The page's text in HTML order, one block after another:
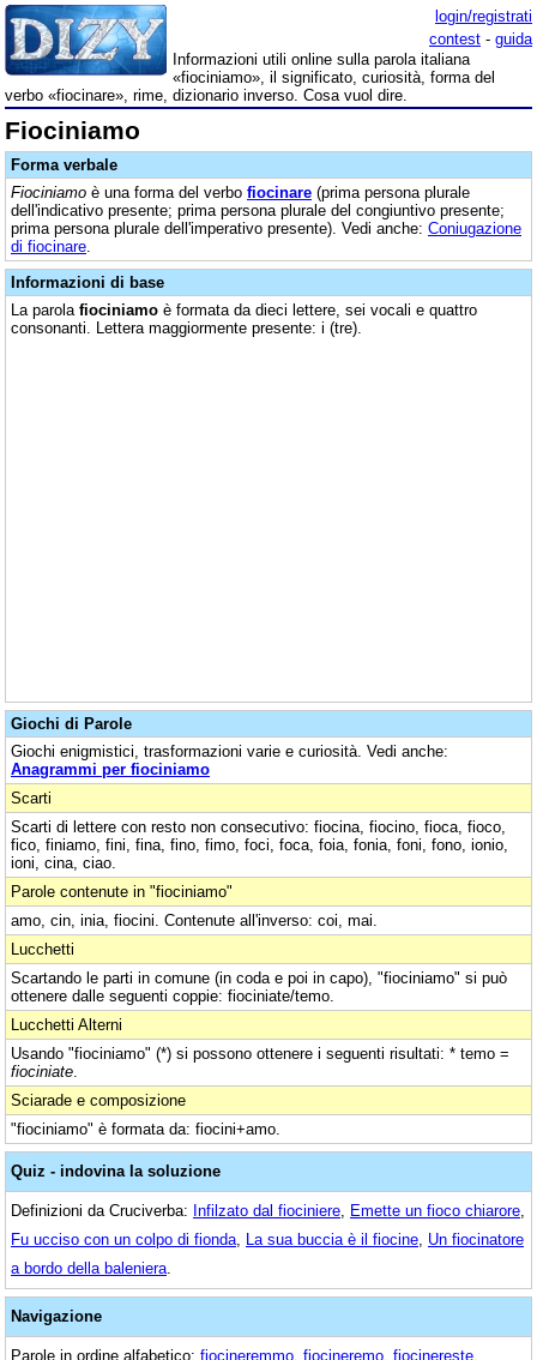
login/registrati
contest - guida
Informazioni utili online sulla parola italiana
«fiociniamo», il significato, curiosità, forma del
verbo «fiocinare», rime, dizionario inverso. Cosa vuol dire.
Fiociniamo
Forma verbale
Fiociniamo è una forma del verbo fiocinare (prima persona plurale
dell'indicativo presente; prima persona plurale del congiuntivo presente;
prima persona plurale dell'imperativo presente). Vedi anche: Coniugazione
di fiocinare
Informazioni di base
La parola fiociniamo è formata da dieci lettere, sei vocali e quattro
consonanti. Lettera maggiormente presente: i (tre).
Giochi di Parole
Giochi enigmistici, trasformazioni varie e curiosità. Vedi anche:
Anagrammi per fiociniamo
Scarti
Scarti di lettere con resto non consecutivo: fiocina, fiocino, fioca, fioco,
fico, finiamo, fini, fina, fino, fimo, foci, foca, foia, fonia, foni, fono, ionio,
ioni, cina, ciao.
Parole contenute in "fiociniamo"
amo, cin, inia, fiocini. Contenute all'inverso: coi, mai.
Lucchetti
Scartando le parti in comune (in coda e poi in capo), "fiociniamo" si può
ottenere dalle seguenti coppie: fiociniate/temo.
Lucchetti Alterni
Usando "fiociniamo" (*) si possono ottenere i seguenti risultati: * temo =
fiociniate
Sciarade e composizione
"fiociniamo" è formata da: fiocini+amo.
Quiz - indovina la soluzione
Definizioni da Cruciverba: Infilzato dal fiociniere Emette un fioco chiarore
Fu ucciso con un colpo di fionda La sua buccia è il fiocine Un fiocinatore
a bordo della baleniera
Navigazione
Parole in ordine alfabetico: fiocineremmo fiocineremo fiocinereste